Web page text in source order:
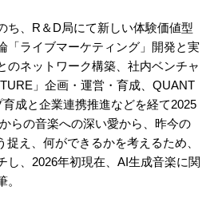
ち、R＆D局にて新しい体験価値型
「ライブマーケティング」開発と実
のネットワーク構築、社内ベンチャ
」企画・運営・育成、QUANT
成と企業連携推進などを経て2025
らの音楽への深い愛から、昨今の
え、何ができるかを考えるため、
し、2026年初現在、AI生成音楽に関
。